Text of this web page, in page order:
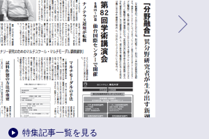
特集記事一覧を見る